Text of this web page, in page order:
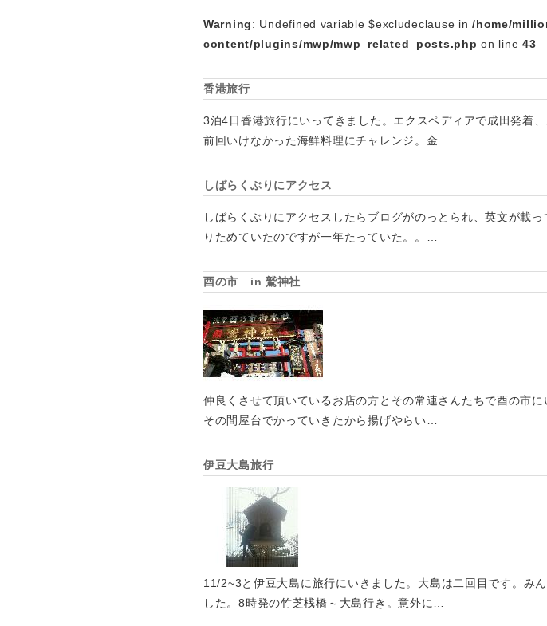
Warning: Undefined variable $excludeclause in/home/
content/plugins/mwp/mwp_related_posts.php on line43
香港旅行
3泊4日香港旅行にいってきました。エクスペディアで成田発着
前回いけなかった海鮮料理にチャレンジ。金…
しばらくぶりにアクセス
しばらくぶりにアクセスしたらブログがのっとられ、英文が載
りためていたのですが一年たっていた。。…
酉の市 in 鷲神社
仲良くさせて頂いているお店の方とその常連さんたちで酉の市
その間屋台でかっていきたから揚げやらい…
伊豆大島旅行
11/2~3と伊豆大島に旅行にいきました。大島は二回目です。み
した。8時発の竹芝桟橋～大島行き。意外に…